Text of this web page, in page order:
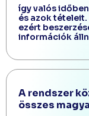
így valós
és azok
ezért
információk
A rendszer
összes